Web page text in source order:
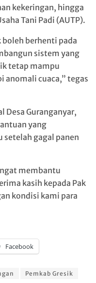
kekeringan, hingga
Tani Padi (AUTP).
berhenti pada
sistem yang
tetap mampu
anomali cuaca,” tegas
Desa Guranganyar,
yang
gagal panen
membantu
kasih kepada Pak
kondisi kami para
Facebook
Pemkab Gresik